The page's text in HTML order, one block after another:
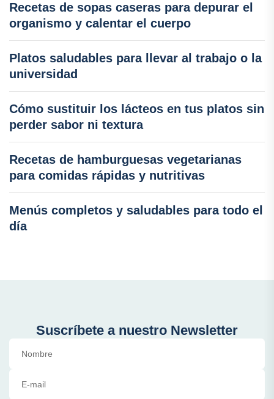
Recetas de sopas caseras para depurar el
organismo y calentar el cuerpo
Platos saludables para llevar al trabajo o la
universidad
Cómo sustituir los lácteos en tus platos sin
perder sabor ni textura
Recetas de hamburguesas vegetarianas
para comidas rápidas y nutritivas
Menús completos y saludables para todo el
día
Suscríbete a nuestro Newsletter